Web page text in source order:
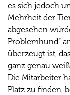
es sich jedoch
Mehrheit der
abgesehen
Problemhund“
überzeugt ist,
ganz genau
Die Mitarbeiter
Platz zu finden,